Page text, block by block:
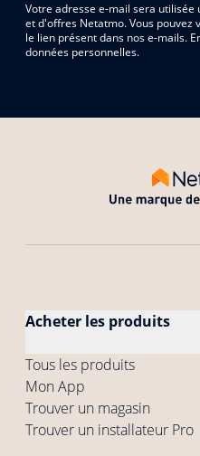
Votre adresse e-mail sera
et d'offres Netatmo. Vous pouvez
le lien présent dans nos e-mails.
données personnelles.
Acheter les produits
Tous les produits
Mon App
Trouver un magasin
Trouver un installateur Pro